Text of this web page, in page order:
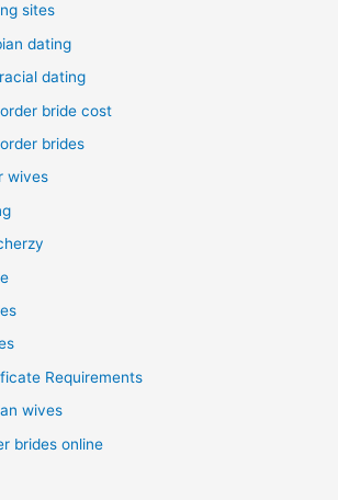
sites
dating
dating
bride cost
brides
wives
Requirements
wives
brides online